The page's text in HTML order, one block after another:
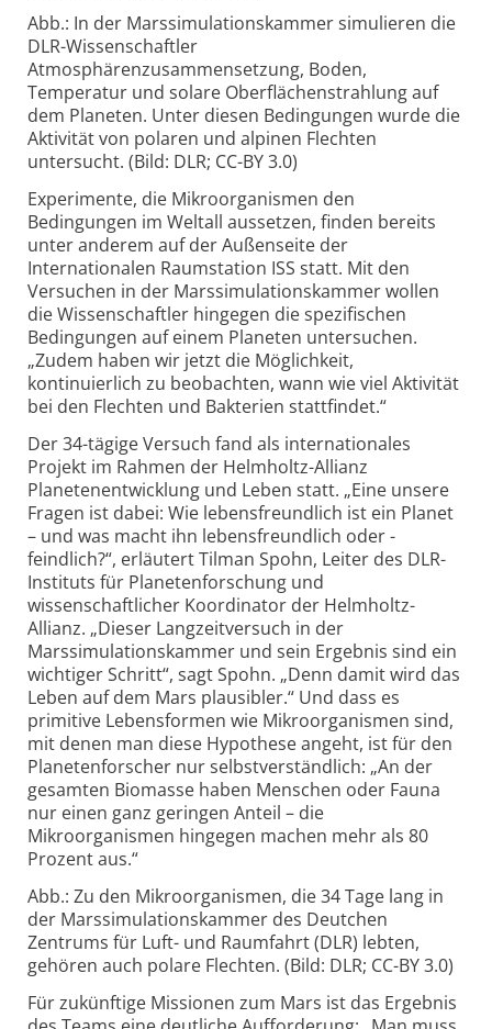
Abb.: In der Marssimulationskammer simulieren die
DLR-Wissenschaftler
Atmosphärenzusammensetzung, Boden,
Temperatur und solare Oberflächenstrahlung auf
dem Planeten. Unter diesen Bedingungen wurde die
Aktivität von polaren und alpinen Flechten
untersucht. (Bild: DLR; CC-BY 3.0)
Experimente, die Mikroorganismen den
Bedingungen im Weltall aussetzen, finden bereits
unter anderem auf der Außenseite der
Internationalen Raumstation ISS statt. Mit den
Versuchen in der Marssimulationskammer wollen
die Wissenschaftler hingegen die spezifischen
Bedingungen auf einem Planeten untersuchen.
„Zudem haben wir jetzt die Möglichkeit,
kontinuierlich zu beobachten, wann wie viel Aktivität
bei den Flechten und Bakterien stattfindet.“
Der 34-tägige Versuch fand als internationales
Projekt im Rahmen der Helmholtz-Allianz
Planetenentwicklung und Leben statt. „Eine unsere
Fragen ist dabei: Wie lebensfreundlich ist ein Planet
– und was macht ihn lebensfreundlich oder -
feindlich?“, erläutert Tilman Spohn, Leiter des DLR-
Instituts für Planetenforschung und
wissenschaftlicher Koordinator der Helmholtz-
Allianz. „Dieser Langzeitversuch in der
Marssimulationskammer und sein Ergebnis sind ein
wichtiger Schritt“, sagt Spohn. „Denn damit wird das
Leben auf dem Mars plausibler.“ Und dass es
primitive Lebensformen wie Mikroorganismen sind,
mit denen man diese Hypothese angeht, ist für den
Planetenforscher nur selbstverständlich: „An der
gesamten Biomasse haben Menschen oder Fauna
nur einen ganz geringen Anteil – die
Mikroorganismen hingegen machen mehr als 80
Prozent aus.“
Abb.: Zu den Mikroorganismen, die 34 Tage lang in
der Marssimulationskammer des Deutchen
Zentrums für Luft- und Raumfahrt (DLR) lebten,
gehören auch polare Flechten. (Bild: DLR; CC-BY 3.0)
Für zukünftige Missionen zum Mars ist das Ergebnis